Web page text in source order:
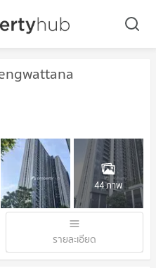
44 ภาพ
รายละเอียด